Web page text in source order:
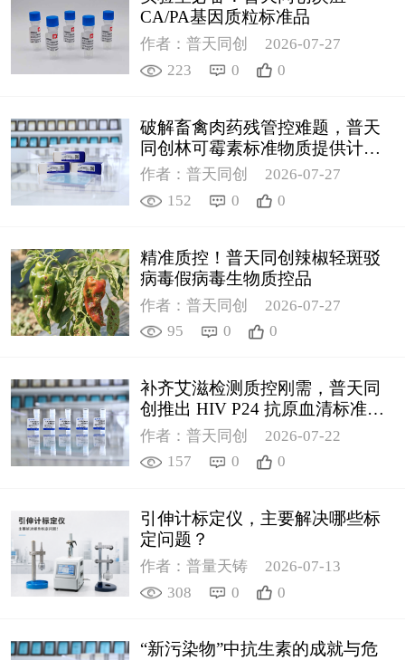
CA/PA基因质粒标准品
作者：普天同创
2026-07-27
223
0 0
破解畜禽肉药残管控难题，普天
同创林可霉素标准物质提供计量
支撑
作者：普天同创
2026-07-27
152
0 0
精准质控！普天同创辣椒轻斑驳
病毒假病毒生物质控品
作者：普天同创
2026-07-27
95
0 0
补齐艾滋检测质控刚需，普天同
创推出 HIV P24 抗原血清标准物
质
作者：普天同创
2026-07-22
157
0 0
引伸计标定仪，主要解决哪些标
定问题？
作者：普量天铸
2026-07-13
308
0 0
“新污染物”中抗生素的成就与危